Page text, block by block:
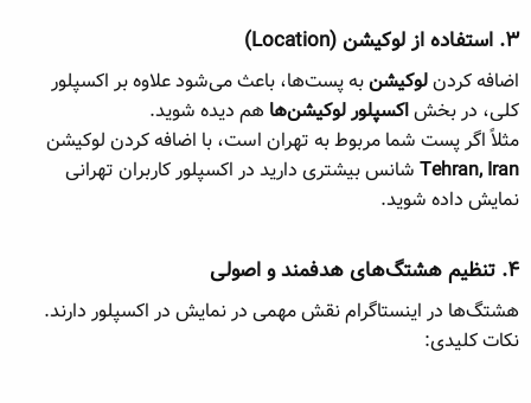
۳. استفاده از لوکیشن (Location)​
اضافه کردنلوکیشنبه پست‌ها، باعث می‌شود علاوه بر اکسپلور
کلی، در بخشاکسپلور لوکیشن‌ها هم دیده شوید.
مثلاً اگر پست شما مربوط به تهران است، با اضافه کردن لوکیشن
Tehran, Iran شانس بیشتری دارید در اکسپلور کاربران تهرانی
نمایش داده شوید.
۴. تنظیم هشتگ‌های هدفمند و اصولی​
هشتگ‌ها در اینستاگرام نقش مهمی در نمایش در اکسپلور دارند.
نکات کلیدی: